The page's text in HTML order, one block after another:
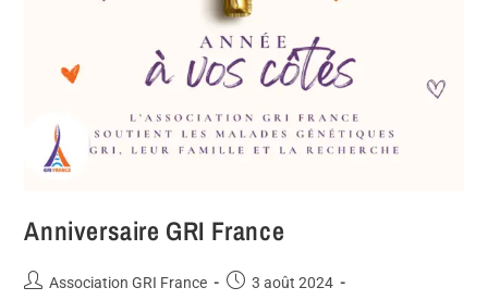
Anniversaire GRI France
Association GRI France
3 août 2024